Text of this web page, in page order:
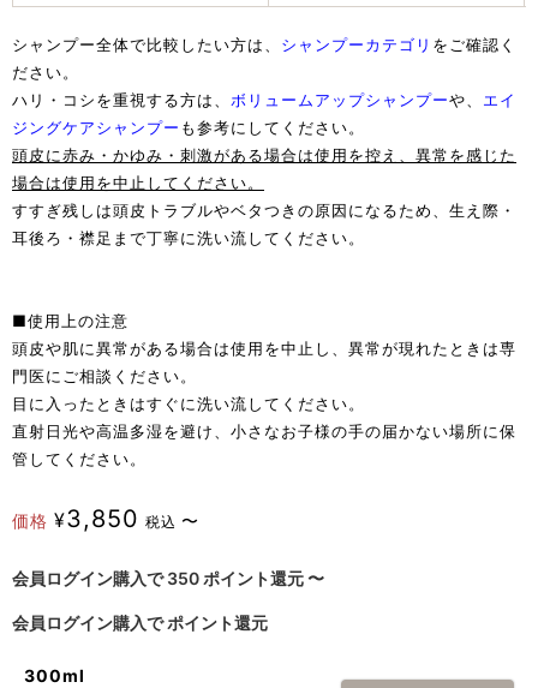
シャンプー全体で比較したい方は、 シャンプーカテゴリ をご確認く
ださい。
ハリ・コシを重視する方は、 ボリュームアップシャンプーや、 エイ
ジングケアシャンプー も参考にしてください。
頭皮に赤み・かゆみ・刺激がある場合は使用を控え、異常を感じた
場合は使用を中止してください。
すすぎ残しは頭皮トラブルやベタつきの原因になるため、生え際・
耳後ろ・襟足まで丁寧に洗い流してください。
■使用上の注意
頭皮や肌に異常がある場合は使用を中止し、異常が現れたときは専
門医にご相談ください。
目に入ったときはすぐに洗い流してください。
直射日光や高温多湿を避け、小さなお子様の手の届かない場所に保
管してください。
価格 ¥3,850 税込 〜
会員ログイン購入で 350ポイント還元〜
会員ログイン購入でポイント還元
300ml